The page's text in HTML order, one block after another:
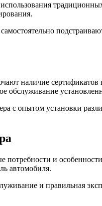
наличие
обслуживание
с опытом установки
и
автомобиля.
и правильная